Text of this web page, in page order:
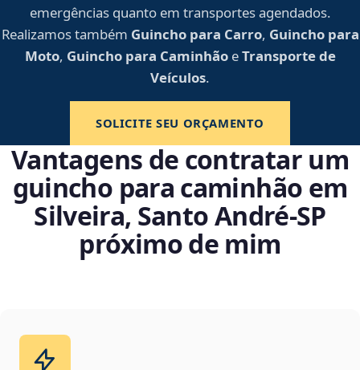
emergências quanto em transportes agendados.
Realizamos também Guincho para Carro, Guincho para
Moto, Guincho para CaminhãoeTransporte de
Veículos.
SOLICITE SEU ORÇAMENTO
Vantagens de contratar um
guincho para caminhão em
Silveira, Santo André‑SP
próximo de mim